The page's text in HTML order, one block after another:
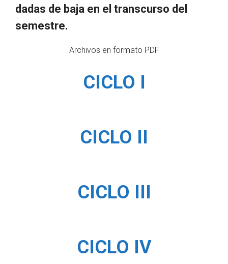
dadas de baja en el transcurso del
semestre.
Archivos en formato PDF
CICLO I
CICLO II
CICLO III
CICLO IV